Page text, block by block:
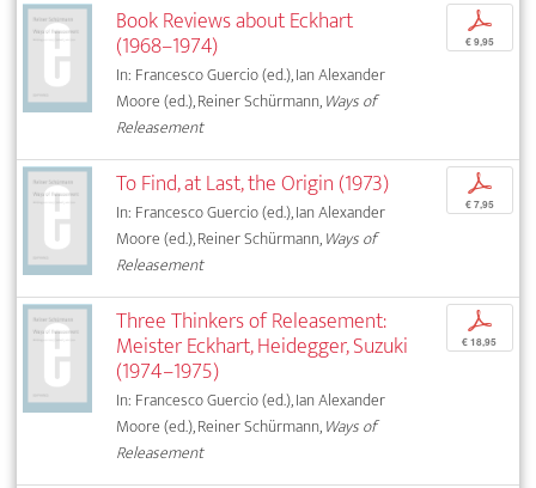
Book Reviews about Eckhart
(1968–1974)
In: Francesco Guercio (ed.), Ian Alexander
Moore (ed.), Reiner Schürmann,Ways of
Releasement
p
€ 9,95
To Find, at Last, the Origin (1973)
In: Francesco Guercio (ed.), Ian Alexander
Moore (ed.), Reiner Schürmann,Ways of
Releasement
p
€ 7,95
Three Thinkers of Releasement:
Meister Eckhart, Heidegger, Suzuki
(1974–1975)
In: Francesco Guercio (ed.), Ian Alexander
Moore (ed.), Reiner Schürmann,Ways of
Releasement
p
€ 18,95